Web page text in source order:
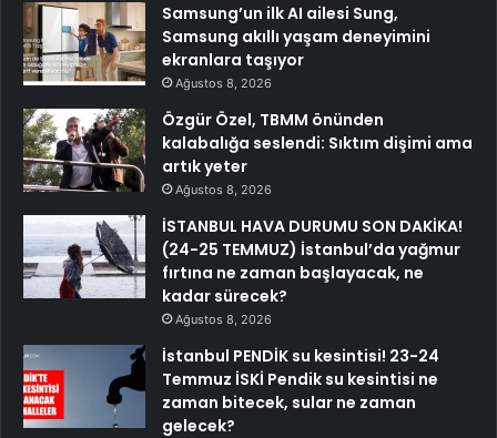
Samsung’un ilk AI ailesi Sung,
Samsung akıllı yaşam deneyimini
ekranlara taşıyor
Ağustos 8, 2026
Özgür Özel, TBMM önünden
kalabalığa seslendi: Sıktım dişimi ama
artık yeter
Ağustos 8, 2026
İSTANBUL HAVA DURUMU SON DAKİKA!
(24-25 TEMMUZ) İstanbul’da yağmur
fırtına ne zaman başlayacak, ne
kadar sürecek?
Ağustos 8, 2026
İstanbul PENDİK su kesintisi! 23-24
Temmuz İSKİ Pendik su kesintisi ne
zaman bitecek, sular ne zaman
gelecek?